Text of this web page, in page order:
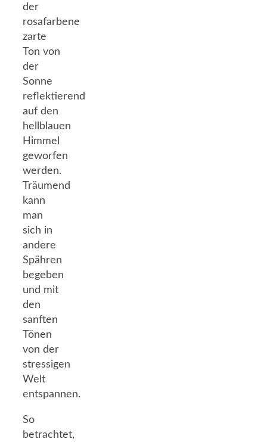
der
rosafarbene
zarte
Ton von
der
Sonne
reflektierend
auf den
hellblauen
Himmel
geworfen
werden.
Träumend
kann
man
sich in
andere
Spähren
begeben
und mit
den
sanften
Tönen
von der
stressigen
Welt
entspannen.
So
betrachtet,